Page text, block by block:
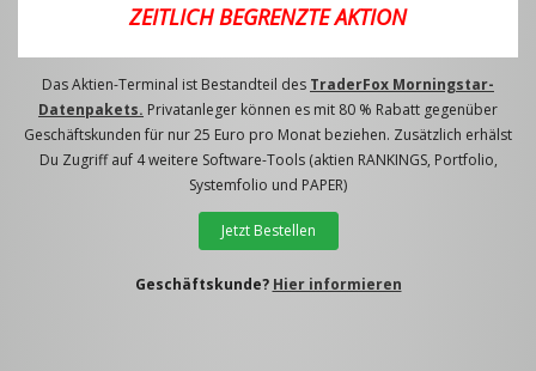
ZEITLICH BEGRENZTE AKTION
Das Aktien-Terminal ist Bestandteil des TraderFox Morningstar-
Datenpakets. Privatanleger können es mit 80 % Rabatt gegenüber
Geschäftskunden für nur 25 Euro pro Monat beziehen. Zusätzlich erhälst
Du Zugriff auf 4 weitere Software-Tools (aktien RANKINGS, Portfolio,
Systemfolio und PAPER)
Jetzt Bestellen
Geschäftskunde? Hier informieren